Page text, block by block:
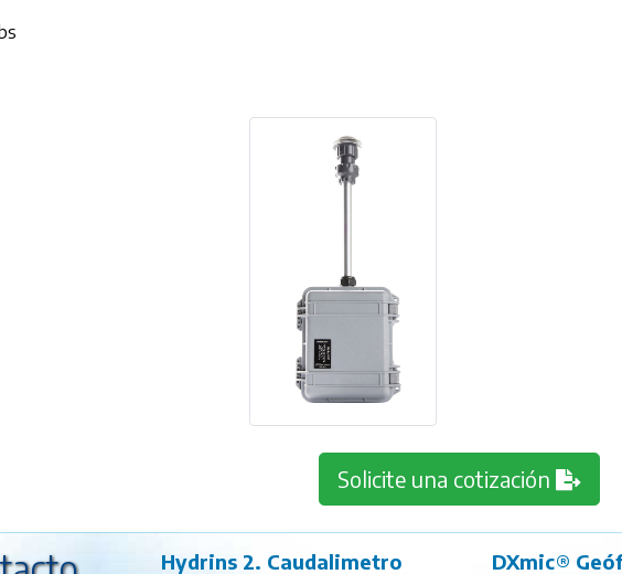
Solicite una cotización
Hydrins 2. Caudalimetro
DXmic®